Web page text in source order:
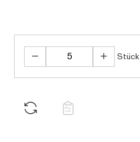
Stück